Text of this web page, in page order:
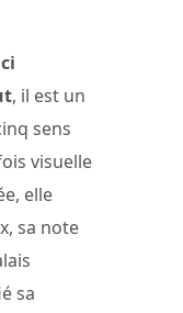
, il est un
sens
visuelle
elle
sa note
sa